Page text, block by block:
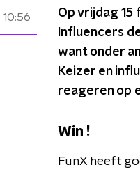
10:56
Op vrijdag
Influencers
want onder
Keizer en
reageren op
Win !
FunX heeft